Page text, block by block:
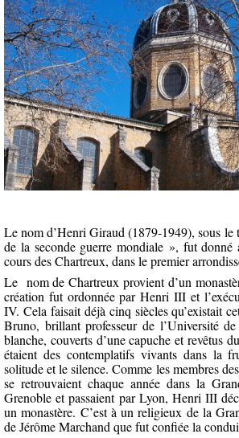
Le nom d’Henri Giraud (1879-1949), sous le
de la seconde guerre mondiale », fut donné
cours des Chartreux, dans le premier
Le nom de Chartreux provient d’un
création fut ordonnée par Henri III et
IV. Cela faisait déjà cinq siècles qu’existait
Bruno, brillant professeur de l’Université
blanche, couverts d’une capuche et revêtus
étaient des contemplatifs vivants dans la
solitude et le silence. Comme les membres
se retrouvaient chaque année dans la
Grenoble et passaient par Lyon, Henri III
un monastère. C’est à un religieux de la
de Jérôme Marchand que fut confiée la